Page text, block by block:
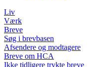
Liv
Værk
Breve
Søg i brevbasen
Afsendere og modtagere
Breve om HCA
Ikke tidligere trykte breve